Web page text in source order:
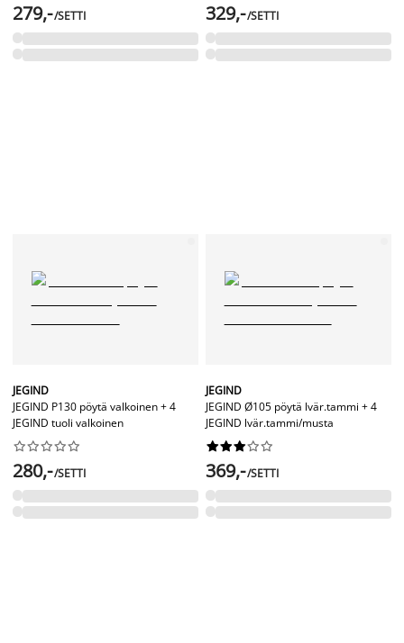
279,-/SETTI 329,-/SETTI
JEGIND
JEGIND P130 pöytä valkoinen + 4
JEGIND tuoli valkoinen






280,-/SETTI
JEGIND
JEGIND Ø105 pöytä lvär.tammi + 4
JEGIND lvär.tammi/musta






369,-/SETTI